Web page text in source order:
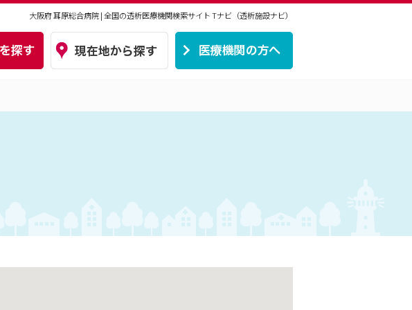
大阪府 耳原総合病院 | 全国の透析医療機関検索サイトTナビ（透析施設ナビ）